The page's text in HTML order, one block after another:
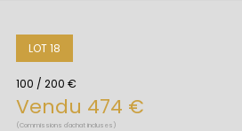
LOT 18
100 / 200 €
Vendu 474 €
(Commissions d'achat incluses)